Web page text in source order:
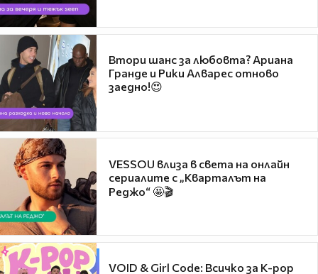
Втори шанс за любовта? Ариана
Гранде и Рики Алварес отново
заедно!😍
VESSOU влиза в света на онлайн
сериалите с „Кварталът на
Реджо“ 🤩🎬
VOID & Girl Code: Всичко за K-pop